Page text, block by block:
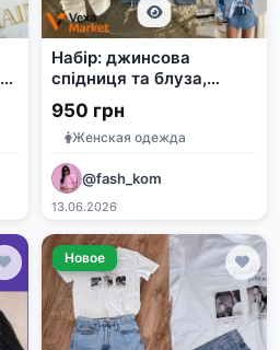
Набір: джинсова
спідниця та блуза,
розмір М
950 грн
Женская одежда
@fash_kom
13.06.2026
Новое